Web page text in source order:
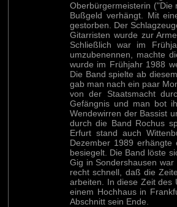
Oberbürgermeisterin ("Die
Bußgeld verhängt. Mit
gestorben. Der
Gitarristen wurde zur
Schließlich war im
umzubenennen, machte
wurde im Frühjahr 1988
Die Band spielte ab
gab man nach ein paar
von der Staatsmacht
Gefängnis und man bot
Wendewirren der Bassist
durch die Band Rochus
Erfurt stand auch
Dezember 1989
besiegelt. Die Band löste
Gig in Sondershausen
recht schnell, daß die
arbeiten. In diese Zeit des
einem Hochhaus in
Abschnitt sein Ende.